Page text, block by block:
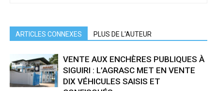
ARTICLES CONNEXES PLUS DE L'AUTEUR
VENTE AUX ENCHÈRES PUBLIQUES À
SIGUIRI : L’AGRASC MET EN VENTE
DIX VÉHICULES SAISIS ET